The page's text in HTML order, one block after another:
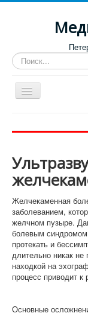
Искать...
Toggle
Navigation
Роддома и
Диспансеры
Лучшие
Отзывы о
Желчекаменная
заболеванием,
желчном пузыре.
болевым
протекать и
длительно никак
находкой на
процесс приводит
Основные